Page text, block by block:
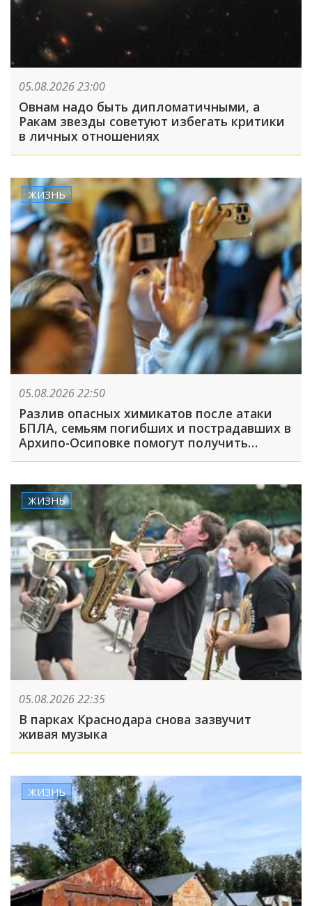
05.08.2026 23:00
Овнам надо быть дипломатичными, а
Ракам звезды советуют избегать критики
в личных отношениях
ЖИЗНЬ
05.08.2026 22:50
Разлив опасных химикатов после атаки
БПЛА, семьям погибших и пострадавших в
Архипо-Осиповке помогут получить
ЖИЗНЬ
05.08.2026 22:35
В парках Краснодара снова зазвучит
живая музыка
ЖИЗНЬ